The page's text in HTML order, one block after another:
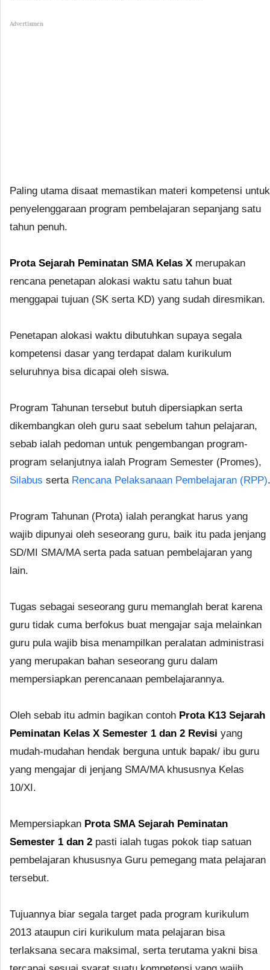
Advertismen
Paling utama disaat memastikan materi kompetensi untuk
penyelenggaraan program pembelajaran sepanjang satu
tahun penuh.
Prota Sejarah Peminatan SMA Kelas X merupakan
rencana penetapan alokasi waktu satu tahun buat
menggapai tujuan (SK serta KD) yang sudah diresmikan.
Penetapan alokasi waktu dibutuhkan supaya segala
kompetensi dasar yang terdapat dalam kurikulum
seluruhnya bisa dicapai oleh siswa.
Program Tahunan tersebut butuh dipersiapkan serta
dikembangkan oleh guru saat sebelum tahun pelajaran,
sebab ialah pedoman untuk pengembangan program-
program selanjutnya ialah Program Semester (Promes),
Silabus serta Rencana Pelaksanaan Pembelajaran (RPP).
Program Tahunan (Prota) ialah perangkat harus yang
wajib dipunyai oleh seseorang guru, baik itu pada jenjang
SD/MI SMA/MA serta pada satuan pembelajaran yang
lain.
Tugas sebagai seseorang guru memanglah berat karena
guru tidak cuma berfokus buat mengajar saja melainkan
guru pula wajib bisa menampilkan peralatan administrasi
yang merupakan bahan seseorang guru dalam
mempersiapkan perencanaan pembelajarannya.
Oleh sebab itu admin bagikan contoh Prota K13 Sejarah
Peminatan Kelas X Semester 1 dan 2 Revisi yang
mudah-mudahan hendak berguna untuk bapak/ ibu guru
yang mengajar di jenjang SMA/MA khususnya Kelas
10/XI.
Mempersiapkan Prota SMA Sejarah Peminatan
Semester 1 dan 2 pasti ialah tugas pokok tiap satuan
pembelajaran khususnya Guru pemegang mata pelajaran
tersebut.
Tujuannya biar segala target pada program kurikulum
2013 ataupun ciri kurikulum mata pelajaran bisa
terlaksana secara maksimal, serta terutama yakni bisa